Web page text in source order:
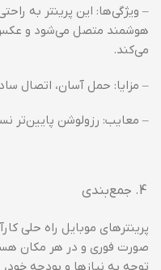
– ویژگی‌ها: این پرینتر به
هوشمند متصل می‌شود و
می‌کند.
– مزایا: حمل آسان، اتصال
– معایب: رزولوشن پایین‌تر
جمع‌بندی
پرینترهای موبایل راه حلی
صورت فوری و در هر مکان
توجه به نیازها و بودجه